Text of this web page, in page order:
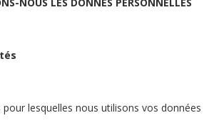
lesquelles nous utilisons vos données